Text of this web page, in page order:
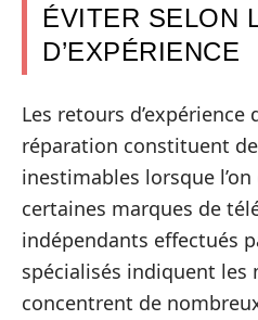
ÉVITER SELON
D’EXPÉRIENCE
Les retours d’expérience
réparation constituent
inestimables lorsque
certaines marques de
indépendants effectués
spécialisés indiquent les
concentrent de